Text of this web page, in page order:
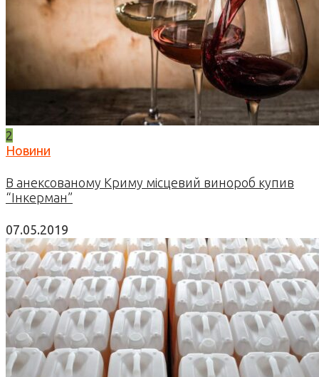
2
Новини
В анексованому Криму місцевий винороб купив
“Інкерман”
07.05.2019